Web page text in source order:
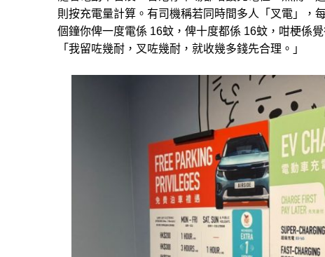
則按充電量計算。有司機稱若同時間多人「叉電」，
個鐘你俾一度電係 16蚊，俾十度都係 16蚊，咁梗係
「我留咗幾耐，叉咗幾耐，就收幾多錢先合理。」